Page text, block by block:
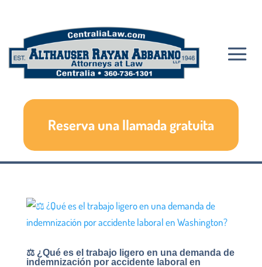
Reserva una llamada gratuita
⚖️ ¿Qué es el trabajo ligero en una demanda de
indemnización por accidente laboral en